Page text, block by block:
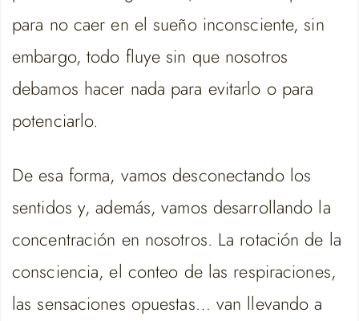
para no caer en el sueño inconsciente, sin
embargo, todo fluye sin que nosotros
debamos hacer nada para evitarlo o para
potenciarlo.
De esa forma, vamos desconectando los
sentidos y, además, vamos desarrollando la
concentración en nosotros. La rotación de la
consciencia, el conteo de las respiraciones,
las sensaciones opuestas… van llevando a